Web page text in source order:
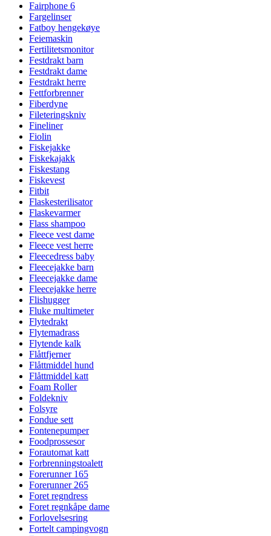
Fairphone 6
Fargelinser
Fatboy hengekøye
Feiemaskin
Fertilitetsmonitor
Festdrakt barn
Festdrakt dame
Festdrakt herre
Fettforbrenner
Fiberdyne
Fileteringskniv
Fineliner
Fiolin
Fiskejakke
Fiskekajakk
Fiskestang
Fiskevest
Fitbit
Flaskesterilisator
Flaskevarmer
Flass shampoo
Fleece vest dame
Fleece vest herre
Fleecedress baby
Fleecejakke barn
Fleecejakke dame
Fleecejakke herre
Flishugger
Fluke multimeter
Flytedrakt
Flytemadrass
Flytende kalk
Flåttfjerner
Flåttmiddel hund
Flåttmiddel katt
Foam Roller
Foldekniv
Folsyre
Fondue sett
Fontenepumper
Foodprossesor
Forautomat katt
Forbrenningstoalett
Forerunner 165
Forerunner 265
Foret regndress
Foret regnkåpe dame
Forlovelsesring
Fortelt campingvogn